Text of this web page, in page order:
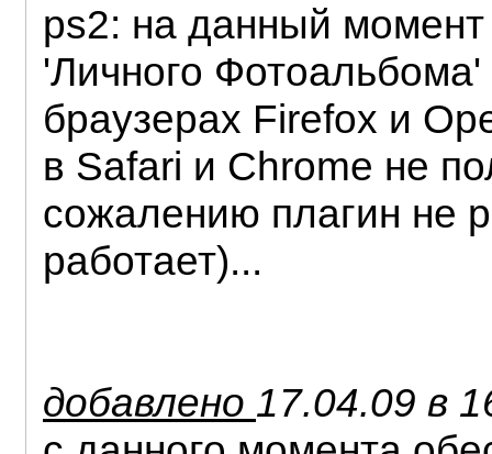
ps2: на данный
'Личного Фотоальбома'
браузерах Firefox и
в Safari и Chrome не
сожалению плагин не
работает)...
добавлено 17.04.09 в